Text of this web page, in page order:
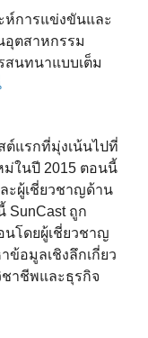
ห์การแข่งขันและ
ตสาหกรรม
สนทนาแบบเต็ม
ต์แรกที่มุ่งเน้นไปที่
ม่ในปี 2015 ตอนนี้
ะผู้เชี่ยวชาญด้าน
SunCast ถูก
นโดยผู้เชี่ยวชาญ
ข้อมูลเชิงลึกเกี่ยว
าชีพและธุรกิจ